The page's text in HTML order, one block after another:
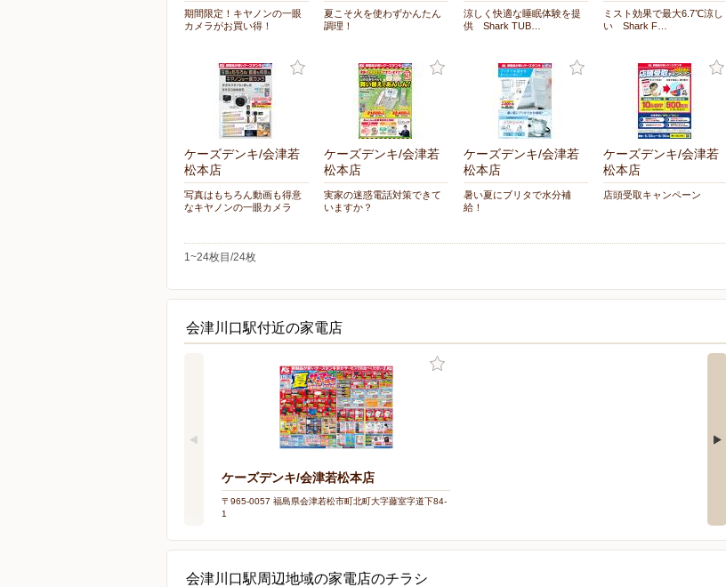
期間限定！キヤノンの一眼
カメラがお買い得！
夏こそ火を使わずかんたん
調理！
涼しく快適な睡眠体験を提
供 Shark TUB…
ミスト効果で最大6.7℃涼し
い Shark F…
ケーズデンキ/会津若
松本店
写真はもちろん動画も得意
なキヤノンの一眼カメラ
ケーズデンキ/会津若
松本店
実家の迷惑電話対策できて
いますか？
ケーズデンキ/会津若
松本店
暑い夏にブリタで水分補
給！
ケーズデンキ/会津若
松本店
店頭受取キャンペーン
1~24枚目/24枚
会津川口駅付近の家電店
ケーズデンキ/会津若松本店
〒965-0057 福島県会津若松市町北町大字藤室字道下84-
1
会津川口駅周辺地域の家電店のチラシ